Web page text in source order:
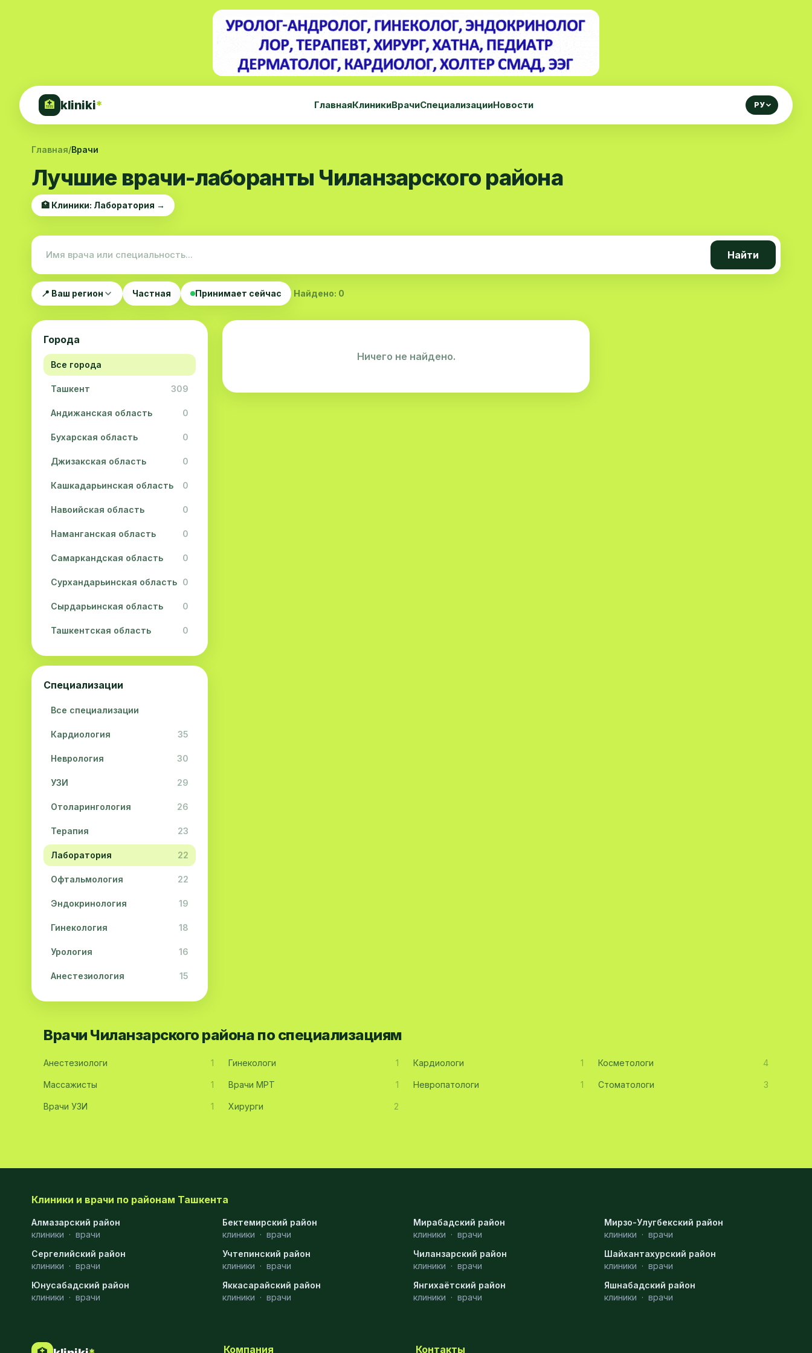
🏥 kliniki* ГлавнаяКлиникиВрачиСпециализацииНовости РУ
Главная/Врачи
Лучшие врачи-лаборанты Чиланзарского района
🏥 Клиники: Лаборатория →
Найти
📍 Ваш регион Частная Принимает сейчас Найдено: 0
Города
Все города
Ташкент 309
Андижанская область 0
Бухарская область 0
Джизакская область 0
Кашкадарьинская область 0
Навоийская область 0
Наманганская область 0
Самаркандская область 0
Сурхандарьинская область 0
Сырдарьинская область 0
Ташкентская область 0
Ферганская область 0
Специализации
Все специализации
Кардиология 35
Неврология 30
УЗИ 29
Отоларингология 26
Терапия 23
Лаборатория 22
Офтальмология 22
Эндокринология 19
Гинекология 18
Урология 16
Анестезиология 15
Дерматология 15
Стоматология 9
Физиотерапия
Ортопедия
Пластическая хирургия
Ничего не найдено.
Врачи Чиланзарского района по специализациям
Анестезиологи 1 Гинекологи 1 Кардиологи 1 Косметологи 4
Массажисты 1 Врачи МРТ 1 Невропатологи 1 Стоматологи 3
Врачи УЗИ 1 Хирурги 2
Клиники и врачи по районам Ташкента
Алмазарский район
клиники · врачи
Бектемирский район
клиники · врачи
Мирабадский район
клиники · врачи
Мирзо-Улугбекский район
клиники · врачи
Сергелийский район
клиники · врачи
Учтепинский район
клиники · врачи
Чиланзарский район
клиники · врачи
Шайхантахурский район
клиники · врачи
Юнусабадский район
клиники · врачи
Яккасарайский район
клиники · врачи
Янгихаётский район
клиники · врачи
Яшнабадский район
клиники · врачи
Компания Контакты